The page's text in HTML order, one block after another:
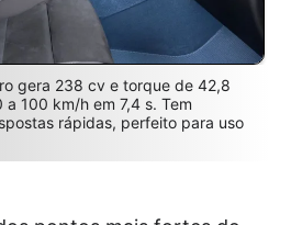
gera 238 cv e torque de 42,8
100 km/h em 7,4 s. Tem
rápidas, perfeito para uso